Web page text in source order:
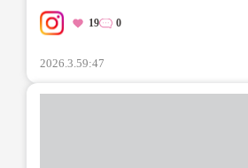
19 0
2026.3.59:47